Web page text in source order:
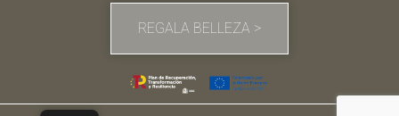
REGALA BELLEZA >